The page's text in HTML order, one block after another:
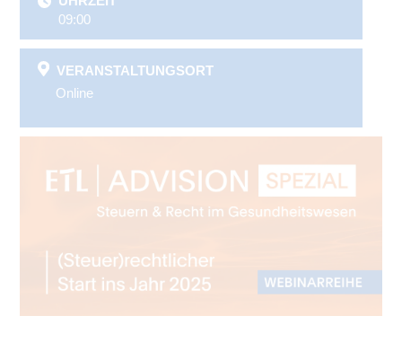
09:00
VERANSTALTUNGSORT
Online